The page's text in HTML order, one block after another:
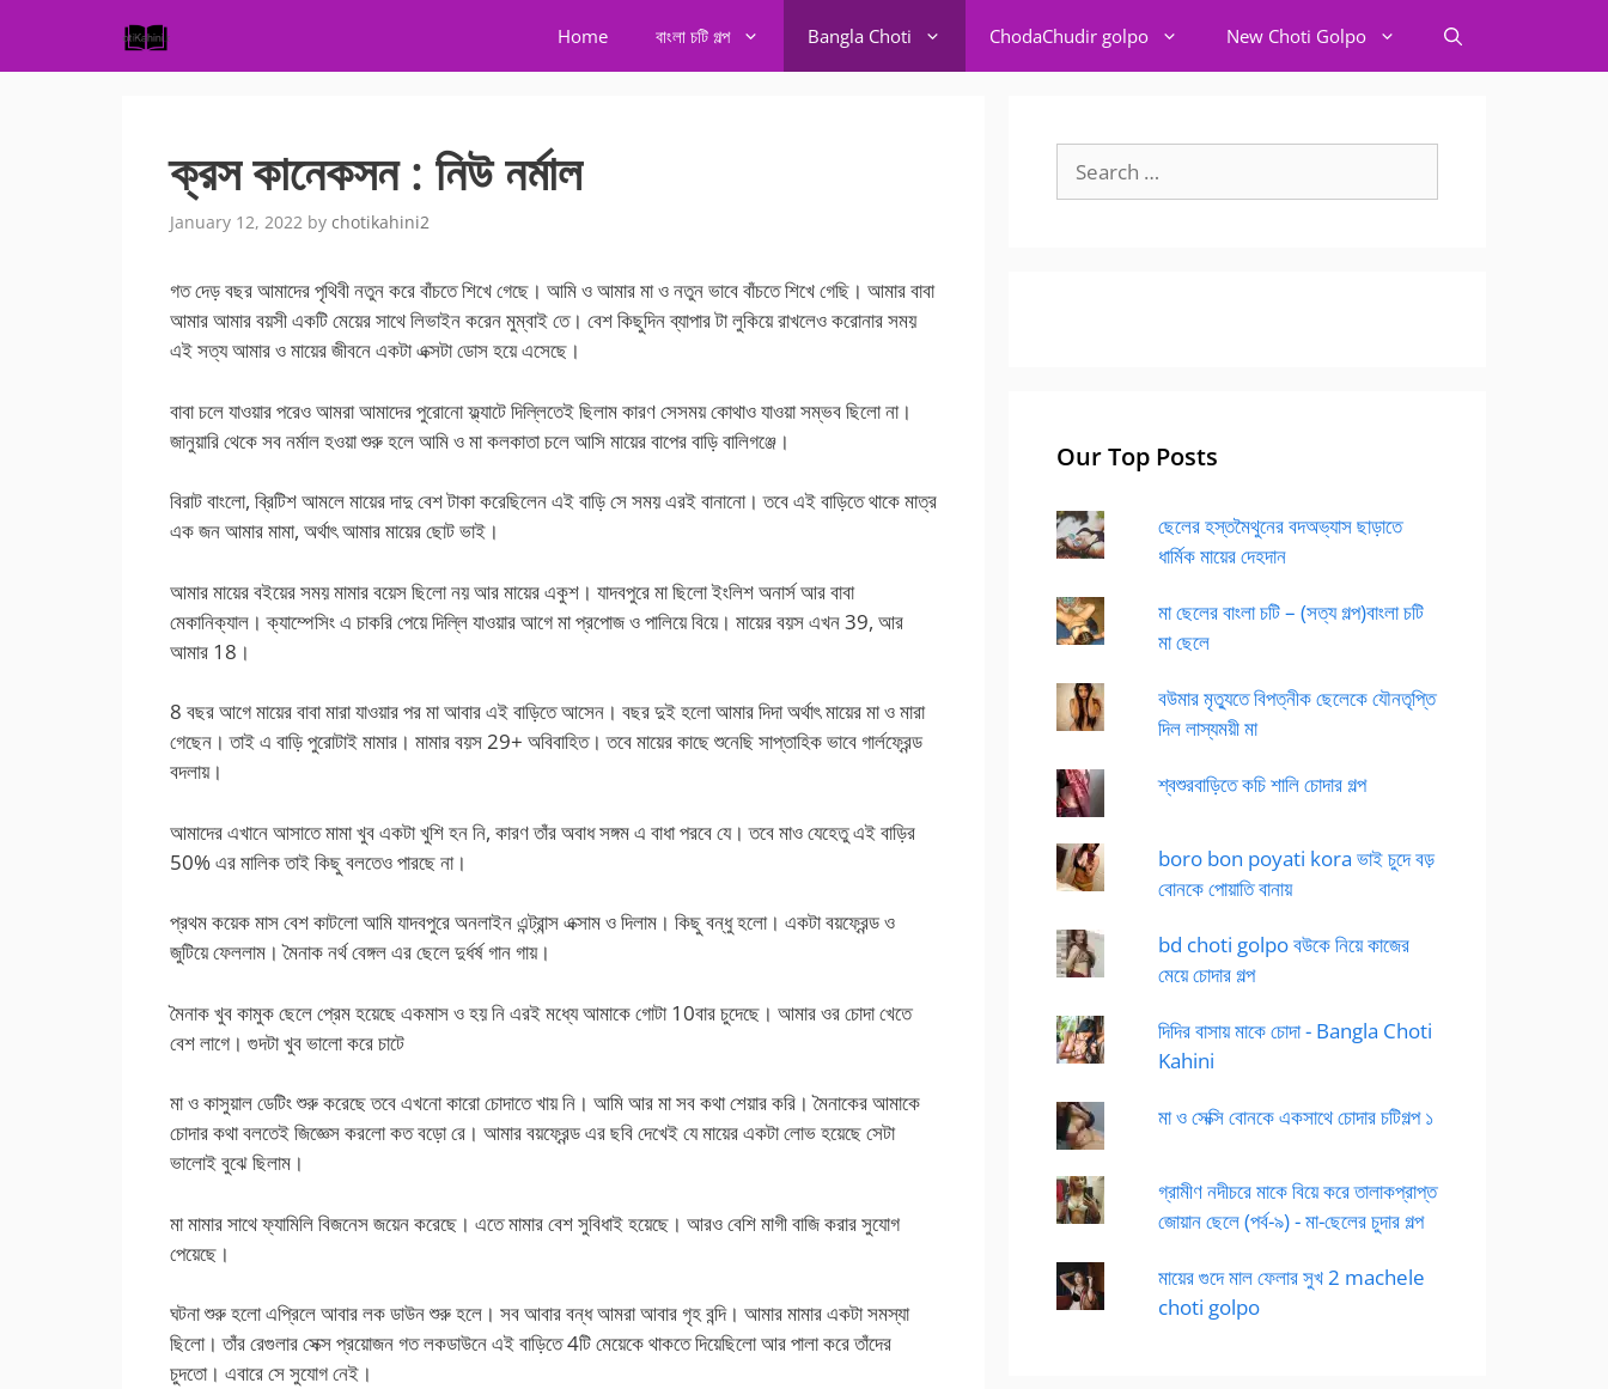
content
Home বাংলা চটি গল্প Bangla Choti ChodaChudir golpo New Choti Golpo
ক্রস কানেকসন : নিউ নর্মাল
January 12, 2022 by chotikahini2
গত দেড় বছর আমাদের পৃথিবী নতুন করে বাঁচতে শিখে গেছে। আমি ও আমার মা ও নতুন ভাবে বাঁচতে শিখে গেছি। আমার বাবা
আমার আমার বয়সী একটি মেয়ের সাথে লিভাইন করেন মুম্বাই তে। বেশ কিছুদিন ব্যাপার টা লুকিয়ে রাখলেও করোনার সময়
এই সত্য আমার ও মায়ের জীবনে একটা এক্সটা ডোস হয়ে এসেছে।
বাবা চলে যাওয়ার পরেও আমরা আমাদের পুরোনো ফ্ল্যাটে দিল্লিতেই ছিলাম কারণ সেসময় কোথাও যাওয়া সম্ভব ছিলো না।
জানুয়ারি থেকে সব নর্মাল হওয়া শুরু হলে আমি ও মা কলকাতা চলে আসি মায়ের বাপের বাড়ি বালিগঞ্জে।
বিরাট বাংলো, ব্রিটিশ আমলে মায়ের দাদু বেশ টাকা করেছিলেন এই বাড়ি সে সময় এরই বানানো। তবে এই বাড়িতে থাকে মাত্র
এক জন আমার মামা, অর্থাৎ আমার মায়ের ছোট ভাই।
আমার মায়ের বইয়ের সময় মামার বয়েস ছিলো নয় আর মায়ের একুশ। যাদবপুরে মা ছিলো ইংলিশ অনার্স আর বাবা
মেকানিক্যাল। ক্যাম্পেসিং এ চাকরি পেয়ে দিল্লি যাওয়ার আগে মা প্রপোজ ও পালিয়ে বিয়ে। মায়ের বয়স এখন 39, আর
আমার 18।
8 বছর আগে মায়ের বাবা মারা যাওয়ার পর মা আবার এই বাড়িতে আসেন। বছর দুই হলো আমার দিদা অর্থাৎ মায়ের মা ও মারা
গেছেন। তাই এ বাড়ি পুরোটাই মামার। মামার বয়স 29+ অবিবাহিত। তবে মায়ের কাছে শুনেছি সাপ্তাহিক ভাবে গার্লফ্রেন্ড
বদলায়।
আমাদের এখানে আসাতে মামা খুব একটা খুশি হন নি, কারণ তাঁর অবাধ সঙ্গম এ বাধা পরবে যে। তবে মাও যেহেতু এই বাড়ির
50% এর মালিক তাই কিছু বলতেও পারছে না।
প্রথম কয়েক মাস বেশ কাটলো আমি যাদবপুরে অনলাইন এন্ট্রান্স এক্সাম ও দিলাম। কিছু বন্ধু হলো। একটা বয়ফ্রেন্ড ও
জুটিয়ে ফেললাম। মৈনাক নর্থ বেঙ্গল এর ছেলে দুর্ধর্ষ গান গায়।
মৈনাক খুব কামুক ছেলে প্রেম হয়েছে একমাস ও হয় নি এরই মধ্যে আমাকে গোটা 10বার চুদেছে। আমার ওর চোদা খেতে
বেশ লাগে। গুদটা খুব ভালো করে চাটে
মা ও কাসুয়াল ডেটিং শুরু করেছে তবে এখনো কারো চোদাতে খায় নি। আমি আর মা সব কথা শেয়ার করি। মৈনাকের আমাকে
চোদার কথা বলতেই জিজ্ঞেস করলো কত বড়ো রে। আমার বয়ফ্রেন্ড এর ছবি দেখেই যে মায়ের একটা লোভ হয়েছে সেটা
ভালোই বুঝে ছিলাম।
মা মামার সাথে ফ্যামিলি বিজনেস জয়েন করেছে। এতে মামার বেশ সুবিধাই হয়েছে। আরও বেশি মাগী বাজি করার সুযোগ
পেয়েছে।
ঘটনা শুরু হলো এপ্রিলে আবার লক ডাউন শুরু হলে। সব আবার বন্ধ আমরা আবার গৃহ বন্দি। আমার মামার একটা সমস্যা
ছিলো। তাঁর রেগুলার সেক্স প্রয়োজন গত লকডাউনে এই বাড়িতে 4টি মেয়েকে থাকতে দিয়েছিলো আর পালা করে তাঁদের
চুদতো। এবারে সে সুযোগ নেই।
for:
Our Top Posts
ছেলের হস্তমৈথুনের বদঅভ্যাস ছাড়াতে
ধার্মিক মায়ের দেহদান
মা ছেলের বাংলা চটি – (সত্য গল্প)বাংলা চটি
মা ছেলে
বউমার মৃত্যুতে বিপত্নীক ছেলেকে যৌনতৃপ্তি
দিল লাস্যময়ী মা
শ্বশুরবাড়িতে কচি শালি চোদার গল্প
boro bon poyati kora ভাই চুদে বড়
বোনকে পোয়াতি বানায়
bd choti golpo বউকে নিয়ে কাজের
মেয়ে চোদার গল্প
দিদির বাসায় মাকে চোদা - Bangla Choti
Kahini
মা ও সেক্সি বোনকে একসাথে চোদার চটিগল্প ১
গ্রামীণ নদীচরে মাকে বিয়ে করে তালাকপ্রাপ্ত
জোয়ান ছেলে (পর্ব-৯) - মা-ছেলের চুদার গল্প
মায়ের গুদে মাল ফেলার সুখ 2 machele
choti golpo